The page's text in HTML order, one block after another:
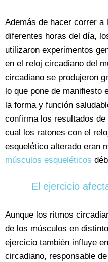
Además de hacer correr a
diferentes horas del día,
utilizaron experimentos
en el reloj circadiano del
circadiano se produjeron
lo que pone de manifiesto
la forma y función
confirma los resultados de
cual los ratones con el
esquelético alterado eran
músculos esqueléticos
El ejercicio
Aunque los ritmos
de los músculos en
ejercicio también influye
circadiano, responsable